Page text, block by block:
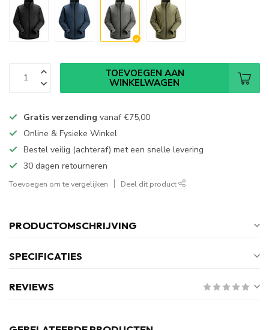
TOEVOEGEN AAN
WINKELWAGEN
Gratis verzending vanaf€75,00
Online & Fysieke Winkel
Bestel veilig (achteraf) met een snelle levering
30 dagen retourneren
Toevoegen om te vergelijken Deel dit product
PRODUCTOMSCHRIJVING
SPECIFICATIES
REVIEWS